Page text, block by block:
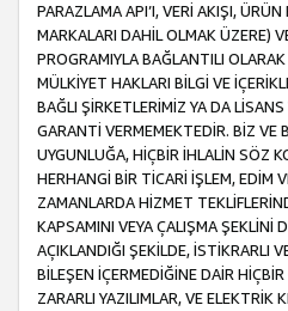
PARAZLAMA API’I, VERİ AKIŞI,
MARKALARI DAHİL OLMAK ÜZERE)
PROGRAMIYLA BAĞLANTILI
MÜLKİYET HAKLARI BİLGİ VE
BAĞLI ŞİRKETLERİMİZ YA DA
GARANTİ VERMEMEKTEDİR. BİZ VE
UYGUNLUĞA, HİÇBİR İHLALİN SÖZ
HERHANGİ BİR TİCARİ İŞLEM, EDİM
ZAMANLARDA HİZMET
KAPSAMINI VEYA ÇALIŞMA ŞEKLİNİ
AÇIKLANDIĞI ŞEKİLDE, İSTİKRARLI
BİLEŞEN İÇERMEDİĞİNE DAİR
ZARARLI YAZILIMLAR, VE ELEKTRİK